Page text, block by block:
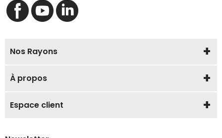
Nos Rayons
À propos
Espace client